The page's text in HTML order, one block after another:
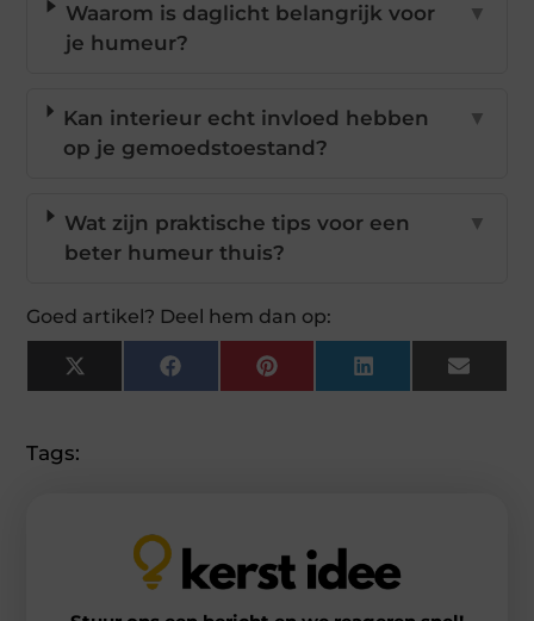
Waarom is daglicht belangrijk voor
je humeur?
▼
Kan interieur echt invloed hebben
op je gemoedstoestand?
▼
Wat zijn praktische tips voor een
beter humeur thuis?
▼
Goed artikel? Deel hem dan op:
X
(Twitter)
FacebookPinterestLinkedInEmail
Tags: